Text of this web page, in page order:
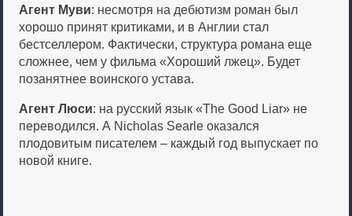
Агент Муви: несмотря на дебютизм роман был
хорошо принят критиками, и в Англии стал
бестселлером. Фактически, структура романа еще
сложнее, чем у фильма «Хороший лжец». Будет
позанятнее воинского устава.
Агент Люси: на русский язык «The Good Liar» не
переводился. А Nicholas Searle оказался
плодовитым писателем – каждый год выпускает по
новой книге.